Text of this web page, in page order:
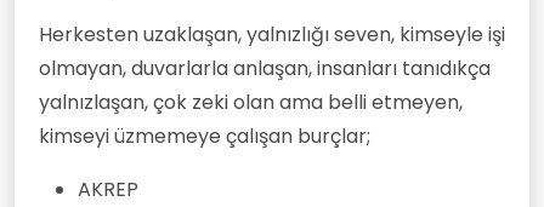
Herkesten uzaklaşan, yalnızlığı seven, kimseyle işi
olmayan, duvarlarla anlaşan, insanları tanıdıkça
yalnızlaşan, çok zeki olan ama belli etmeyen,
kimseyi üzmemeye çalışan burçlar;
AKREP